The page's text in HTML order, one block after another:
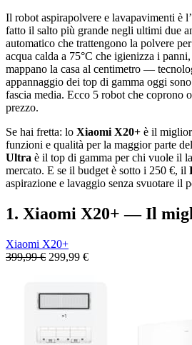
Il robot aspirapolvere e lavapavimenti è
fatto il salto più grande negli ultimi due
automatico che trattengono la polvere
acqua calda a 75°C che igienizza i
mappano la casa al centimetro —
appannaggio dei top di gamma oggi
fascia media. Ecco 5 robot che coprono
prezzo.
Se hai fretta: lo Xiaomi X20+ è il
funzioni e qualità per la maggior parte
Ultra è il top di gamma per chi vuole il
mercato. E se il budget è sotto i 250 €, il
aspirazione e lavaggio senza svuotare il
1. Xiaomi X20+ — Il
Xiaomi X20+
399,99 € 299,99 €